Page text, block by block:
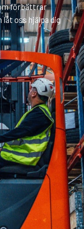
förbättrar
oss hjälpa dig